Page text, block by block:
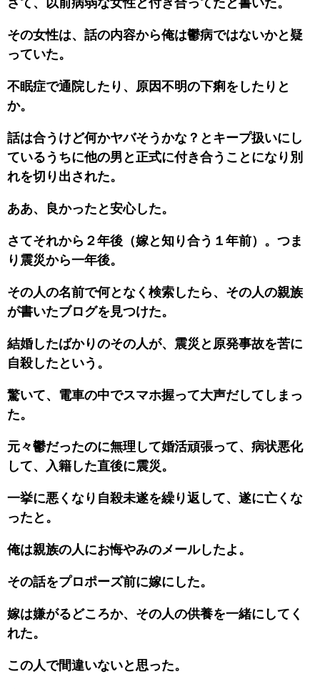
その女性は、話の内容から俺は鬱病ではないかと疑
っていた。
不眠症で通院したり、原因不明の下痢をしたりと
か。
話は合うけど何かヤバそうかな？とキープ扱いにし
ているうちに他の男と正式に付き合うことになり別
れを切り出された。
ああ、良かったと安心した。
さてそれから２年後（嫁と知り合う１年前）。つま
り震災から一年後。
その人の名前で何となく検索したら、その人の親族
が書いたブログを見つけた。
結婚したばかりのその人が、震災と原発事故を苦に
自殺したという。
驚いて、電車の中でスマホ握って大声だしてしまっ
た。
元々鬱だったのに無理して婚活頑張って、病状悪化
して、入籍した直後に震災。
一挙に悪くなり自殺未遂を繰り返して、遂に亡くな
ったと。
俺は親族の人にお悔やみのメールしたよ。
その話をプロポーズ前に嫁にした。
嫁は嫌がるどころか、その人の供養を一緒にしてく
れた。
この人で間違いないと思った。